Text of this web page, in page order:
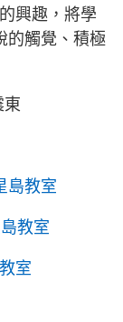
興趣，將學
的觸覺、積極
東
島教室
教室
室